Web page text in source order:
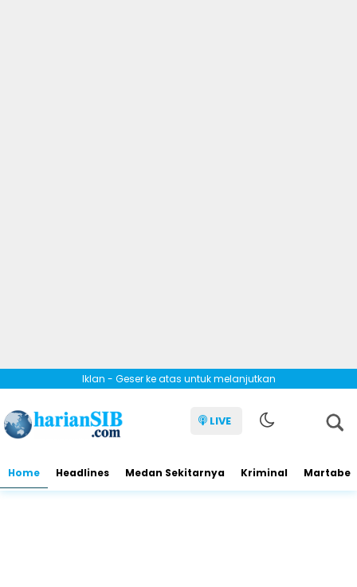
Iklan - Geser ke atas untuk melanjutkan
LIVE
Home Headlines Medan Sekitarnya Kriminal Martabe